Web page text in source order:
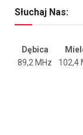
Słuchaj Nas:
Dębica
89,2 MHz
102,4